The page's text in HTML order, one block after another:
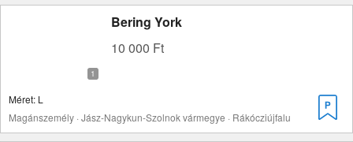
Bering York
10 000 Ft
Méret: L
Magánszemély · Jász-Nagykun-Szolnok vármegye · Rákócziújfalu